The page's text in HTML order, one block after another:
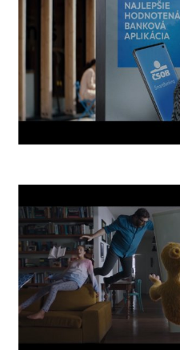
Smartbanking App